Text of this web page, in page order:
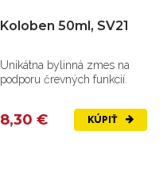
Koloben 50ml, SV21
Unikátna bylinná zmes na
podporu črevných funkcií.
8,30 € KÚPIŤ